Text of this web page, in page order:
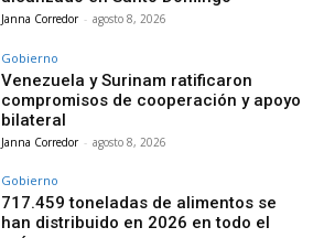
Janna Corredor - agosto 8, 2026
Gobierno
Venezuela y Surinam ratificaron
compromisos de cooperación y apoyo
bilateral
Janna Corredor - agosto 8, 2026
Gobierno
717.459 toneladas de alimentos se
han distribuido en 2026 en todo el